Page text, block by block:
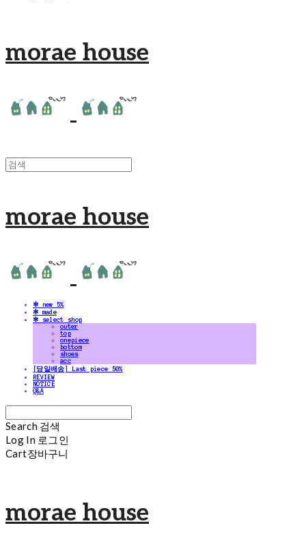
morae house
morae house
✻ new 5%
✻ made
✻ select shop
outer
top
onepiece
bottom
shoes
acc
[당일배송] Last piece 50%
REVIEW
NOTICE
Q&A
Search 검색
Log In 로그인
Cart장바구니
morae house